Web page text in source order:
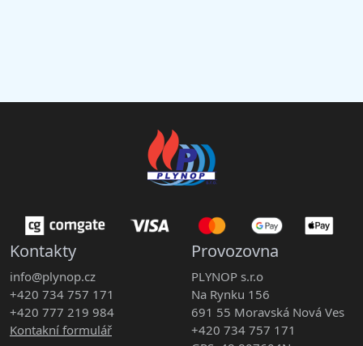
Kontakty
info@plynop.cz
+420 734 757 171
+420 777 219 984
Kontakní formulář
Provozovna
PLYNOP s.r.o
Na Rynku 156
691 55 Moravská Nová Ves
+420 734 757 171